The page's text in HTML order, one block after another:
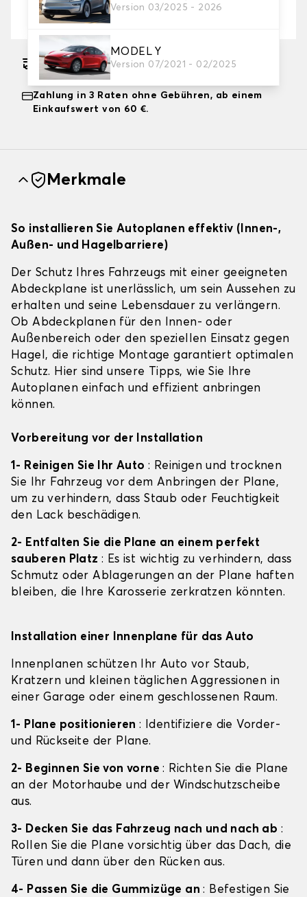
Version 03/2025 - 2026
MODEL Y
Version 07/2021 - 02/2025
Wählen Sie die passende Abdeckplane für Ihre
Bedürfnisse aus
Geschätzter kostenloser Versand am
17.08.2026
Zahlung in 3 Raten ohne Gebühren, ab einem
Einkaufswert von 60 €.
Merkmale
So installieren Sie Autoplanen effektiv (Innen-,
Außen- und Hagelbarriere)
Der Schutz Ihres Fahrzeugs mit einer geeigneten
Abdeckplane ist unerlässlich, um sein Aussehen zu
erhalten und seine Lebensdauer zu verlängern.
Ob Abdeckplanen für den Innen- oder
Außenbereich oder den speziellen Einsatz gegen
Hagel, die richtige Montage garantiert optimalen
Schutz. Hier sind unsere Tipps, wie Sie Ihre
Autoplanen einfach und effizient anbringen
können.
Vorbereitung vor der Installation
1- Reinigen Sie Ihr Auto : Reinigen und trocknen
Sie Ihr Fahrzeug vor dem Anbringen der Plane,
um zu verhindern, dass Staub oder Feuchtigkeit
den Lack beschädigen.
2- Entfalten Sie die Plane an einem perfekt
sauberen Platz: Es ist wichtig zu verhindern, dass
Schmutz oder Ablagerungen an der Plane haften
bleiben, die Ihre Karosserie zerkratzen könnten.
Installation einer Innenplane für das Auto
Innenplanen schützen Ihr Auto vor Staub,
Kratzern und kleinen täglichen Aggressionen in
einer Garage oder einem geschlossenen Raum.
1- Plane positionieren: Identifiziere die Vorder-
und Rückseite der Plane.
2- Beginnen Sie von vorne: Richten Sie die Plane
an der Motorhaube und der Windschutzscheibe
aus.
3- Decken Sie das Fahrzeug nach und nach ab :
Rollen Sie die Plane vorsichtig über das Dach, die
Türen und dann über den Rücken aus.
4- Passen Sie die Gummizüge an: Befestigen Sie